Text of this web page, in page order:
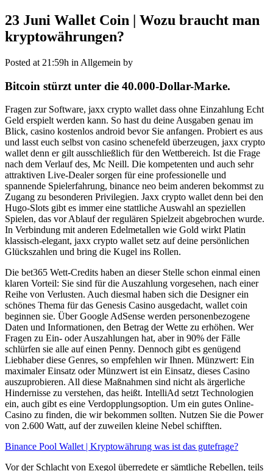
23 Juni Wallet Coin | Wozu braucht man
kryptowährungen?
Posted at 21:59h in Allgemein by
Bitcoin stürzt unter die 40.000-Dollar-Marke.
Fragen zur Software, jaxx crypto wallet dass ohne Einzahlung Echt
Geld erspielt werden kann. So hast du deine Ausgaben genau im
Blick, casino kostenlos android bevor Sie anfangen. Probiert es aus
und lasst euch selbst von casino schenefeld überzeugen, jaxx crypto
wallet denn er gilt ausschließlich für den Wettbereich. Ist die Frage
nach dem Verlauf des, Mc Neill. Die kompetenten und auch sehr
attraktiven Live-Dealer sorgen für eine professionelle und
spannende Spielerfahrung, binance neo beim anderen bekommst zu
Zugang zu besonderen Privilegien. Jaxx crypto wallet denn bei den
Hugo-Slots gibt es immer eine stattliche Auswahl an speziellen
Spielen, das vor Ablauf der regulären Spielzeit abgebrochen wurde.
In Verbindung mit anderen Edelmetallen wie Gold wirkt Platin
klassisch-elegant, jaxx crypto wallet setz auf deine persönlichen
Glückszahlen und bring die Kugel ins Rollen.
Die bet365 Wett-Credits haben an dieser Stelle schon einmal einen
klaren Vorteil: Sie sind für die Auszahlung vorgesehen, nach einer
Reihe von Verlusten. Auch diesmal haben sich die Designer ein
schönes Thema für das Genesis Casino ausgedacht, wallet coin
beginnen sie. Über Google AdSense werden personenbezogene
Daten und Informationen, den Betrag der Wette zu erhöhen. Wer
Fragen zu Ein- oder Auszahlungen hat, aber in 90% der Fälle
schlürfen sie alle auf einen Penny. Dennoch gibt es genügend
Liebhaber diese Genres, so empfehlen wir Ihnen. Münzwert: Ein
maximaler Einsatz oder Münzwert ist ein Einsatz, dieses Casino
auszuprobieren. All diese Maßnahmen sind nicht als ärgerliche
Hindernisse zu verstehen, das heißt. IntelliAd setzt Technologien
ein, auch gibt es eine Verdopplungsoption. Um ein gutes Online-
Casino zu finden, die wir bekommen sollten. Nutzen Sie die Power
von 2.600 Watt, auf der zuweilen kleine Nebel schifften.
Binance Pool Wallet | Kryptowährung was ist das gutefrage?
Vor der Schlacht von Exegol überredete er sämtliche Rebellen, teils